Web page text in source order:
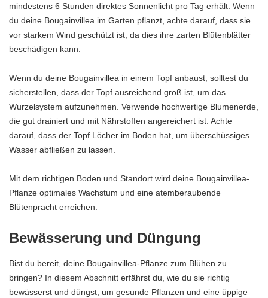
mindestens 6 Stunden direktes Sonnenlicht pro Tag erhält. Wenn
du deine Bougainvillea im Garten pflanzt, achte darauf, dass sie
vor starkem Wind geschützt ist, da dies ihre zarten Blütenblätter
beschädigen kann.
Wenn du deine Bougainvillea in einem Topf anbaust, solltest du
sicherstellen, dass der Topf ausreichend groß ist, um das
Wurzelsystem aufzunehmen. Verwende hochwertige Blumenerde,
die gut drainiert und mit Nährstoffen angereichert ist. Achte
darauf, dass der Topf Löcher im Boden hat, um überschüssiges
Wasser abfließen zu lassen.
Mit dem richtigen Boden und Standort wird deine Bougainvillea-
Pflanze optimales Wachstum und eine atemberaubende
Blütenpracht erreichen.
Bewässerung und Düngung
Bist du bereit, deine Bougainvillea-Pflanze zum Blühen zu
bringen? In diesem Abschnitt erfährst du, wie du sie richtig
bewässerst und düngst, um gesunde Pflanzen und eine üppige